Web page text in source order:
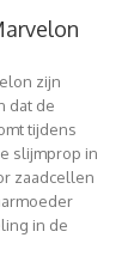
zijn
dat de
tijdens
slijmprop in
zaadcellen
in de